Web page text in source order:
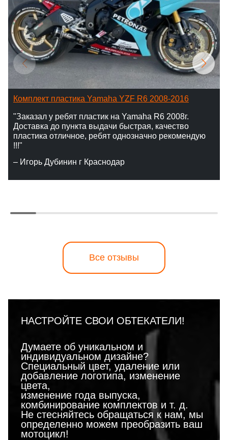
Комплект пластика Yamaha YZF R6 2008-2016
"Заказал у ребят пластик на Yamaha R6 2008г.
Доставка до пункта выдачи быстрая, качество
пластика отличное, ребят однозначно рекомендую
!!!"
– Игорь Дубинин г Краснодар
Все отзывы
НАСТРОЙТЕ СВОИ ОБТЕКАТЕЛИ!
Думаете об уникальном и
индивидуальном дизайне?
Специальный цвет, удаление или
добавление логотипа, изменение
цвета,
изменение года выпуска,
комбинирование комплектов и т. д.
Не стесняйтесь обращаться к нам, мы
определенно можем преобразить ваш
мотоцикл!